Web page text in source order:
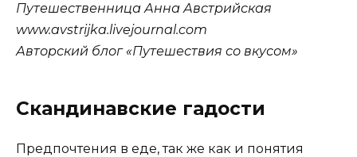
Путешественница Анна Австрийская
www.avstrijka.livejournal.com
Авторский блог «Путешествия со вкусом»
Скандинавские гадости
Предпочтения в еде, так же как и понятия